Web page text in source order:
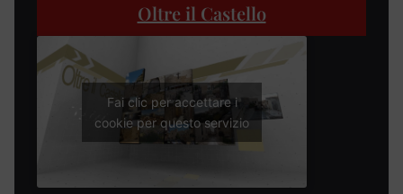
Oltre il Castello
Fai clic per accettare i
cookie per questo servizio